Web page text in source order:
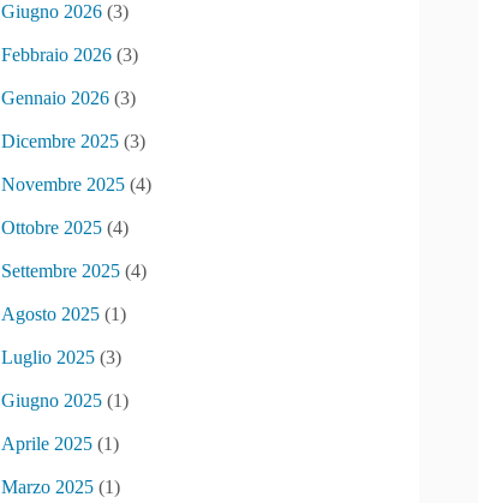
Giugno 2026 (3)
Febbraio 2026 (3)
Gennaio 2026 (3)
Dicembre 2025 (3)
Novembre 2025 (4)
Ottobre 2025 (4)
Settembre 2025 (4)
Agosto 2025 (1)
Luglio 2025 (3)
Giugno 2025 (1)
Aprile 2025 (1)
Marzo 2025 (1)